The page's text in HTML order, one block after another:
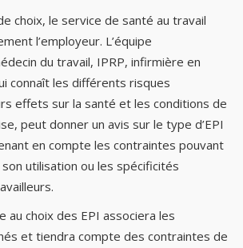
choix, le service de santé au travail
l’employeur. L’équipe
du travail, IPRP, infirmière en
connaît les différents risques
effets sur la santé et les conditions de
peut donner un avis sur le type d’EPI
en compte les contraintes pouvant
utilisation ou les spécificités
au choix des EPI associera les
et tiendra compte des contraintes de